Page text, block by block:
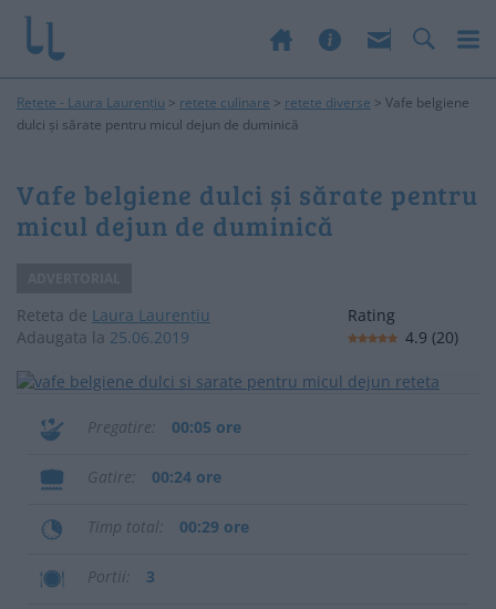
Rețete - Laura Laurențiu > retete culinare > retete diverse > Vafe belgiene
dulci și sărate pentru micul dejun de duminică
Vafe belgiene dulci și sărate pentru
micul dejun de duminică
Reteta de Laura Laurențiu
Adaugata la 25.06.2019
Rating
4.9 (20)
Pregatire 00:05 ore
Gatire 00:24 ore
Timp total 00:29 ore
Portii 3